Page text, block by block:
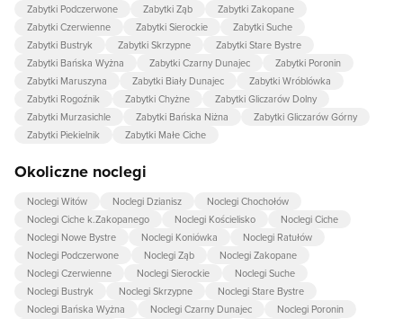
Zabytki Podczerwone
Zabytki Ząb
Zabytki Zakopane
Zabytki Czerwienne
Zabytki Sierockie
Zabytki Suche
Zabytki Bustryk
Zabytki Skrzypne
Zabytki Stare Bystre
Zabytki Bańska Wyżna
Zabytki Czarny Dunajec
Zabytki Poronin
Zabytki Maruszyna
Zabytki Biały Dunajec
Zabytki Wróblówka
Zabytki Rogoźnik
Zabytki Chyżne
Zabytki Gliczarów Dolny
Zabytki Murzasichle
Zabytki Bańska Niżna
Zabytki Gliczarów Górny
Zabytki Piekielnik
Zabytki Małe Ciche
Okoliczne noclegi
Noclegi Witów Noclegi Dzianisz
Noclegi Chochołów
Noclegi Ciche k.Zakopanego
Noclegi Kościelisko
Noclegi Ciche
Noclegi Nowe Bystre
Noclegi Koniówka
Noclegi Ratułów
Noclegi Podczerwone
Noclegi Ząb
Noclegi Zakopane
Noclegi Czerwienne
Noclegi Sierockie
Noclegi Suche
Noclegi Bustryk
Noclegi Skrzypne
Noclegi Stare Bystre
Noclegi Bańska Wyżna
Noclegi Czarny Dunajec
Noclegi Poronin